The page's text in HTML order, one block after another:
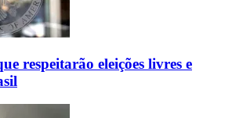
respeitarão eleições livres e